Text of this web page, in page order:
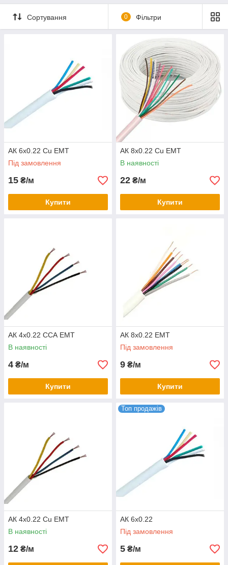
Сортування 0 Фільтри
АК 6x0.22 Сu ЕМТ
Під замовлення
15 ₴/м
Купити
АК 8x0.22 Сu ЕМТ
В наявності
22 ₴/м
Купити
АК 4x0.22 ССА ЕМТ
В наявності
4 ₴/м
Купити
АК 8x0.22 ЕМТ
Під замовлення
9 ₴/м
Купити
АК 4x0.22 Сu ЕМТ
В наявності
12 ₴/м
Топ продажів
АК 6x0.22
Під замовлення
5 ₴/м